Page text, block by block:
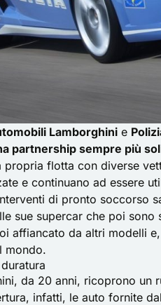
Lamborghini e
partnership sempre più
flotta con diverse
e continuano ad essere
di pronto soccorso
sue supercar che poi
affiancato da altri modelli
mondo.
da 20 anni, ricoprono
infatti, le auto fornite